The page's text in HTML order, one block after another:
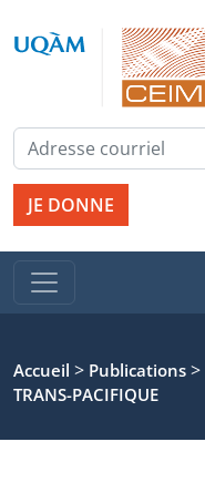
JE DONNE
Accueil > Publications >
TRANS-PACIFIQUE